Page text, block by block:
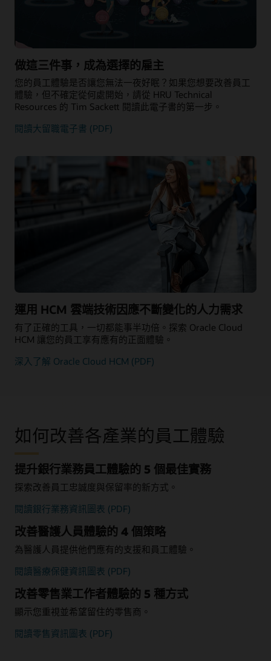
做這三件事，成為選擇的雇主
您的員工體驗是否讓您無法一夜好眠？如果您想要改善員工
體驗，但不確定從何處開始，請從 HRU Technical
Resources 的 Tim Sackett 閱讀此電子書的第一步。
閱讀大留職電子書 (PDF)
運用 HCM 雲端技術因應不斷變化的人力需求
有了正確的工具，一切都能事半功倍。探索 Oracle Cloud
HCM 讓您的員工享有應有的正面體驗。
深入了解 Oracle Cloud HCM (PDF)
如何改善各產業的員工體驗
提升銀行業務員工體驗的 5 個最佳實務
探索改善員工忠誠度與保留率的新方式。
閱讀銀行業務資訊圖表 (PDF)
改善醫護人員體驗的 4 個策略
為醫護人員提供他們應有的支援和員工體驗。
閱讀醫療保健資訊圖表 (PDF)
改善零售業工作者體驗的 5 種方式
顯示您重視並希望留住的零售商。
閱讀零售資訊圖表 (PDF)